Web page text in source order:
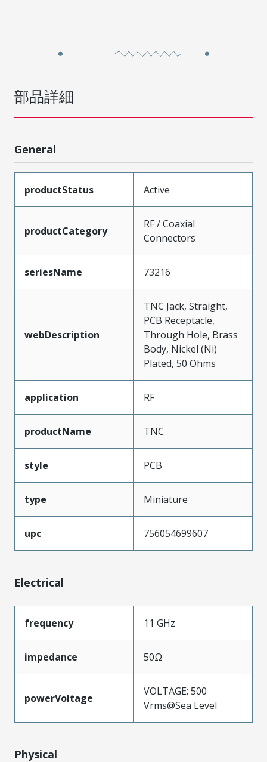
部品詳細
General
productStatus Active
productCategory
RF / Coaxial
Connectors
seriesName 73216
webDescription
TNC Jack, Straight,
PCB Receptacle,
Through Hole, Brass
Body, Nickel (Ni)
Plated, 50 Ohms
application RF
productName TNC
style PCB
type Miniature
upc 756054699607
Electrical
frequency 11 GHz
impedance 50Ω
powerVoltage
VOLTAGE: 500
Vrms@Sea Level
Physical